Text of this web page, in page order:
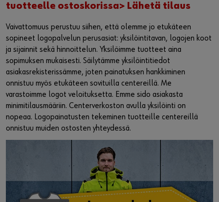
tuotteelle ostoskorissa> Lähetä tilaus
Vaivattomuus perustuu siihen, että olemme jo etukäteen
sopineet logopalvelun perusasiat: yksilöintitavan, logojen koot
ja sijainnit sekä hinnoittelun. Yksilöimme tuotteet aina
sopimuksen mukaisesti. Säilytämme yksilöintitiedot
asiakasrekisterissämme, joten painatuksen hankkiminen
onnistuu myös etukäteen sovituilla centereillä. Me
varastoimme logot veloituksetta. Emme sido asiakasta
minimitilausmääriin. Centerverkoston avulla yksilöinti on
nopeaa. Logopainatusten tekeminen tuotteille centereillä
onnistuu muiden ostosten yhteydessä.